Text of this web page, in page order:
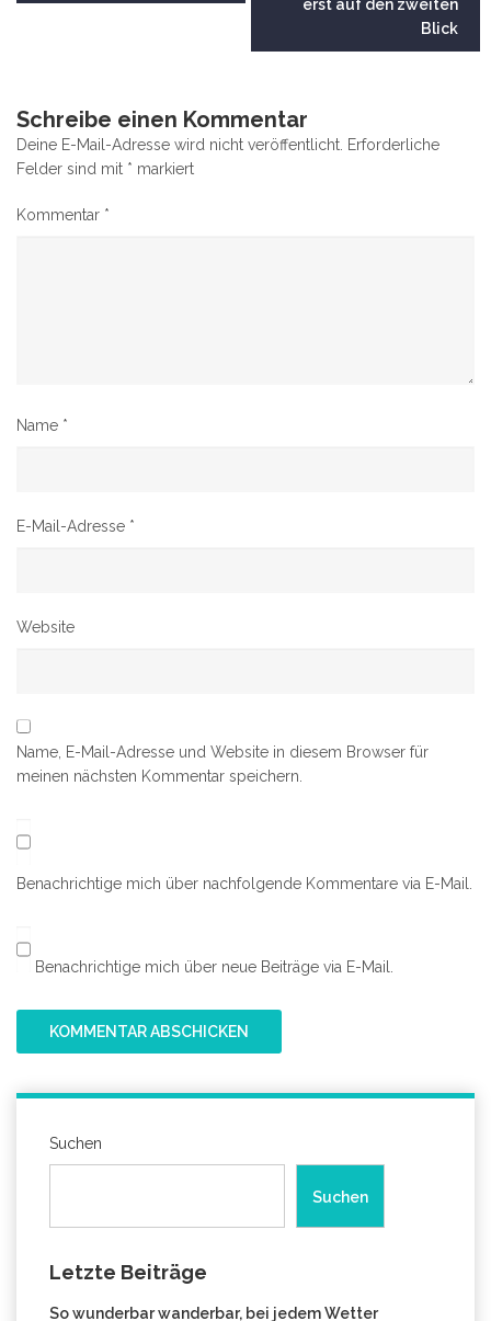
erst auf den zweiten
Blick
Schreibe einen Kommentar
Deine E-Mail-Adresse wird nicht veröffentlicht. Erforderliche
Felder sind mit * markiert
Kommentar *
Name *
E-Mail-Adresse *
Website
Name, E-Mail-Adresse und Website in diesem Browser für
meinen nächsten Kommentar speichern.
Benachrichtige mich über nachfolgende Kommentare via E-Mail.
Benachrichtige mich über neue Beiträge via E-Mail.
Suchen
Suchen
Letzte Beiträge
So wunderbar wanderbar, bei jedem Wetter